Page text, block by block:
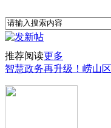
推荐阅读更多
智慧政务再升级！崂山